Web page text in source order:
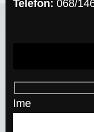
Telefon:068/
Ime